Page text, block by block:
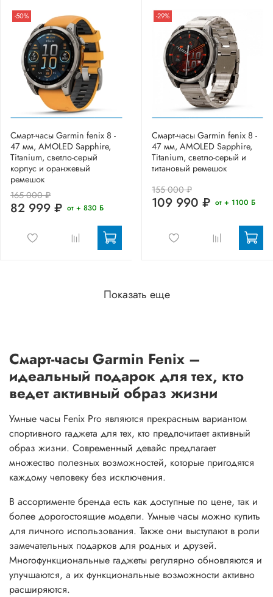
-50%
Смарт-часы Garmin fenix 8 -
47 мм, AMOLED Sapphire,
Titanium, светло-серый
корпус и оранжевый
ремешок
165 000 ₽
82 999 ₽ от + 830 Б
-29%
Смарт-часы Garmin fenix 8 -
47 мм, AMOLED Sapphire,
Titanium, светло-серый и
титановый ремешок
155 000 ₽
109 990 ₽ от + 1100 Б
Показать еще
Смарт-часы Garmin Fenix –
идеальный подарок для тех, кто
ведет активный образ жизни
Умные часы Fenix Pro являются прекрасным вариантом
спортивного гаджета для тех, кто предпочитает активный
образ жизни. Современный девайс предлагает
множество полезных возможностей, которые пригодятся
каждому человеку без исключения.
В ассортименте бренда есть как доступные по цене, так и
более дорогостоящие модели. Умные часы можно купить
для личного использования. Также они выступают в роли
замечательных подарков для родных и друзей.
Многофункциональные гаджеты регулярно обновляются и
улучшаются, а их функциональные возможности активно
расширяются.